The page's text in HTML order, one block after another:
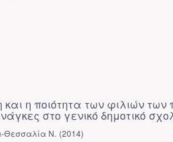
και η ποιότητα των φιλιών των
στο γενικό δημοτικό
Θεσσαλία Ν. (2014)